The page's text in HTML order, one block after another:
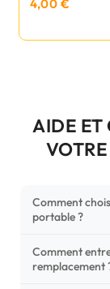
4,00 €
AIDE ET
Comment
portable ?
Pour ne pas
votre clavier
Comment
remplacement